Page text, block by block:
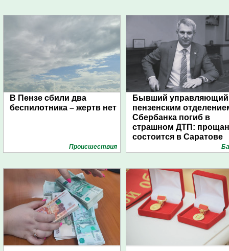
В Пензе сбили два
беспилотника – жертв нет
Проиcшествия
Бывший управляющий
пензенским
Сбербанка погиб в
страшном ДТП:
состоится в Саратове